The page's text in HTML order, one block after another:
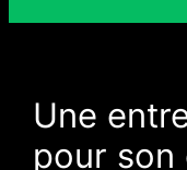
Une
pour son